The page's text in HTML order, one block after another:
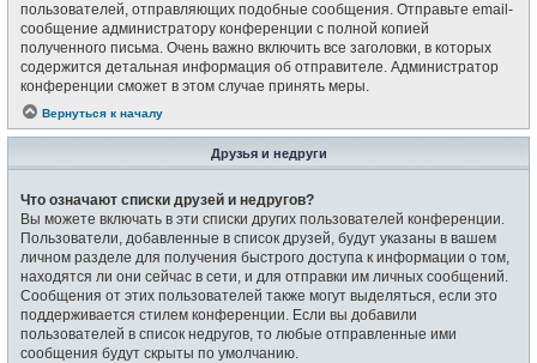
пользователей, отправляющих подобные сообщения. Отправьте email-
сообщение администратору конференции с полной копией
полученного письма. Очень важно включить все заголовки, в которых
содержится детальная информация об отправителе. Администратор
конференции сможет в этом случае принять меры.
Вернуться к началу
Друзья и недруги
Что означают списки друзей и недругов?
Вы можете включать в эти списки других пользователей конференции.
Пользователи, добавленные в список друзей, будут указаны в вашем
личном разделе для получения быстрого доступа к информации о том,
находятся ли они сейчас в сети, и для отправки им личных сообщений.
Сообщения от этих пользователей также могут выделяться, если это
поддерживается стилем конференции. Если вы добавили
пользователей в список недругов, то любые отправленные ими
сообщения будут скрыты по умолчанию.